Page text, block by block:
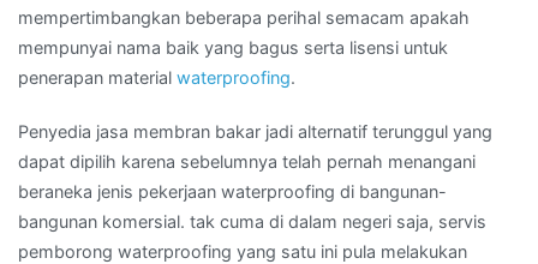
mempertimbangkan beberapa perihal semacam apakah
mempunyai nama baik yang bagus serta lisensi untuk
penerapan material waterproofing.
Penyedia jasa membran bakar jadi alternatif terunggul yang
dapat dipilih karena sebelumnya telah pernah menangani
beraneka jenis pekerjaan waterproofing di bangunan-
bangunan komersial. tak cuma di dalam negeri saja, servis
pemborong waterproofing yang satu ini pula melakukan